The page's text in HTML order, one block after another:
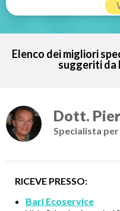
Elenco dei migliori
suggeriti da
Dott.
Specialista
RICEVE PRESSO:
Bari Ecoservice